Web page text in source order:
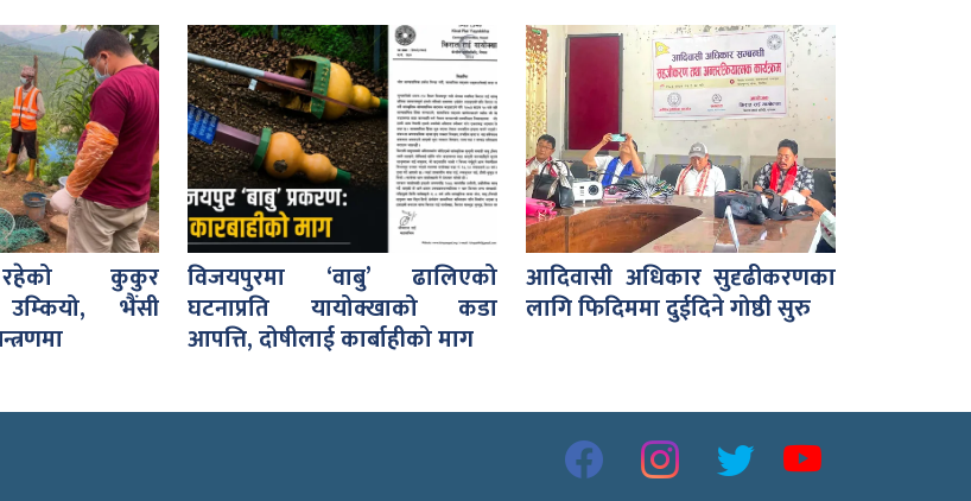
रहेको कुकुर
उम्कियो, भैंसी
विजयपुरमा ‘वाबु’ ढालिएको
घटनाप्रति यायोक्खाको कडा
आपत्ति, दोषीलाई कार्बाहीको माग
आदिवासी अधिकार सुदृढीकरणका
लागि फिदिममा दुईदिने गोष्ठी सुरु